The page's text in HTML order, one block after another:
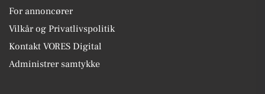
For annoncører
Vilkår og Privatlivspolitik
Kontakt VORES Digital
Administrer samtykke